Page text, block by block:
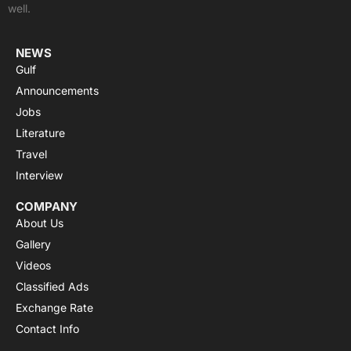
well.
NEWS
Gulf
Announcements
Jobs
Literature
Travel
Interview
COMPANY
About Us
Gallery
Videos
Classified Ads
Exchange Rate
Contact Info